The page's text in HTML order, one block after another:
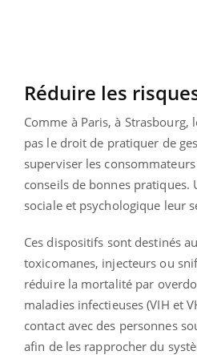
Réduire les
Comme à Paris, à Strasbourg,
pas le droit de pratiquer de
superviser les
conseils de bonnes pratiques.
sociale et psychologique leur
Ces dispositifs sont destinés
toxicomanes, injecteurs ou
réduire la mortalité par
maladies infectieuses (VIH et
contact avec des personnes
afin de les rapprocher du